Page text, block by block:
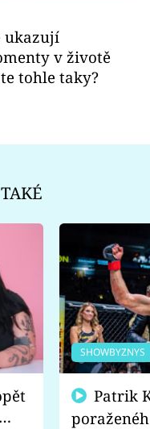
ukazují
v životě
tohle taky?
SHOWBYZNYS